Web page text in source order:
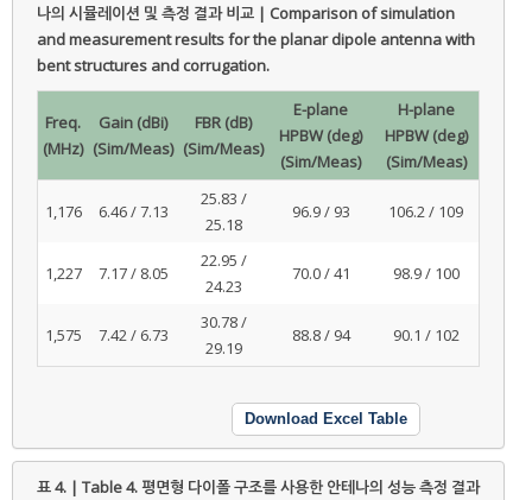
나의 시뮬레이션 및 측정 결과 비교 | Comparison of simulation
and measurement results for the planar dipole antenna with
bent structures and corrugation.
Freq.
(MHz)
Gain (dBi)
(Sim/Meas)
FBR (dB)
(Sim/Meas)
E-plane
HPBW (deg)
(Sim/Meas)
H-plane
HPBW (deg)
(Sim/Meas)
1,176 6.46 / 7.13
25.83 /
25.18
96.9 / 93 106.2 / 109
1,227 7.17 / 8.05
22.95 /
24.23
70.0 / 41 98.9 / 100
1,575 7.42 / 6.73
30.78 /
29.19
88.8 / 94 90.1 / 102
Download Excel Table
표 4. | Table 4.평면형 다이폴 구조를 사용한 안테나의 성능 측정 결과